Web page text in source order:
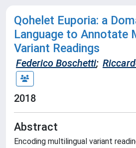
Qohelet Euporia: a
Language to Annotate
Variant Readings
Federico Boschetti;
2018
Abstract
Encoding multilingual variant